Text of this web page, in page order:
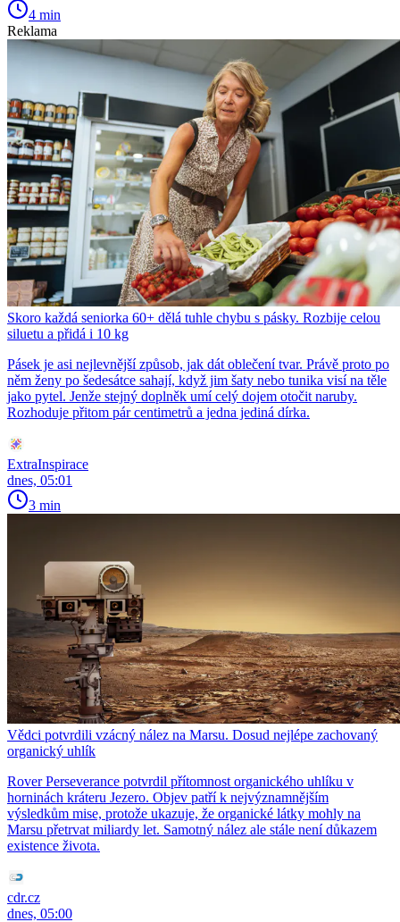
4 min
Reklama
Skoro každá seniorka 60+ dělá tuhle chybu s pásky. Rozbije celou
siluetu a přidá i 10 kg
Pásek je asi nejlevnější způsob, jak dát oblečení tvar. Právě proto po
něm ženy po šedesátce sahají, když jim šaty nebo tunika visí na těle
jako pytel. Jenže stejný doplněk umí celý dojem otočit naruby.
Rozhoduje přitom pár centimetrů a jedna jediná dírka.
ExtraInspirace
dnes, 05:01
3 min
Vědci potvrdili vzácný nález na Marsu. Dosud nejlépe zachovaný
organický uhlík
Rover Perseverance potvrdil přítomnost organického uhlíku v
horninách kráteru Jezero. Objev patří k nejvýznamnějším
výsledkům mise, protože ukazuje, že organické látky mohly na
Marsu přetrvat miliardy let. Samotný nález ale stále není důkazem
existence života.
cdr.cz
dnes, 05:00